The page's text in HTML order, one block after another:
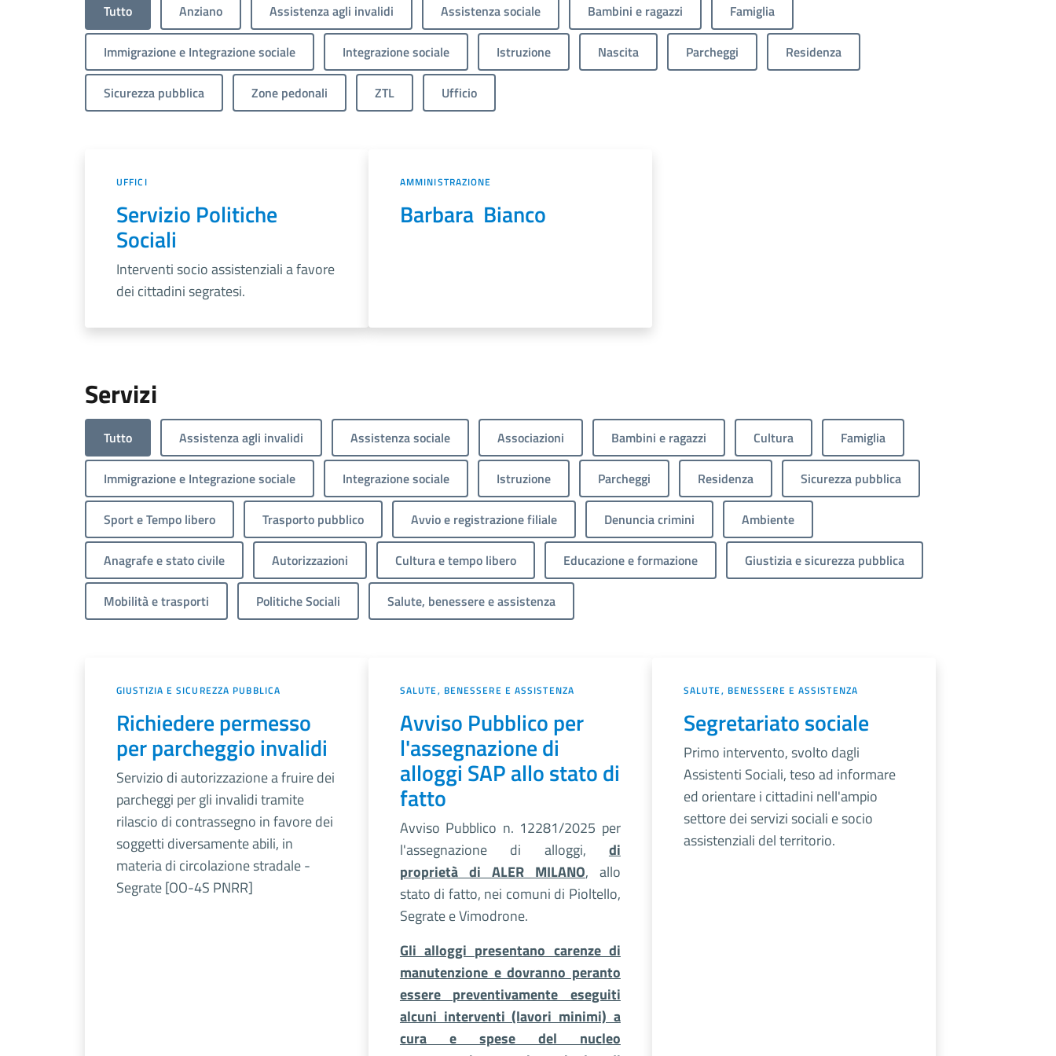
Tutto Anziano Assistenza agli invalidi Assistenza sociale Bambini e ragazzi Famiglia
Immigrazione e Integrazione sociale Integrazione sociale Istruzione Nascita Parcheggi Residenza
Sicurezza pubblica Zone pedonali ZTL Ufficio
UFFICI
Servizio Politiche
Sociali
Interventi socio assistenziali a favore
dei cittadini segratesi.
AMMINISTRAZIONE
Barbara Bianco
Servizi
Tutto Assistenza agli invalidi Assistenza sociale Associazioni Bambini e ragazzi Cultura Famiglia
Immigrazione e Integrazione sociale Integrazione sociale Istruzione Parcheggi Residenza Sicurezza pubblica
Sport e Tempo libero Trasporto pubblico Avvio e registrazione filiale Denuncia crimini Ambiente
Anagrafe e stato civile Autorizzazioni Cultura e tempo libero Educazione e formazione Giustizia e sicurezza pubblica
Mobilità e trasporti Politiche Sociali Salute, benessere e assistenza
GIUSTIZIA E SICUREZZA PUBBLICA
Richiedere permesso
per parcheggio invalidi
Servizio di autorizzazione a fruire dei
parcheggi per gli invalidi tramite
rilascio di contrassegno in favore dei
soggetti diversamente abili, in
materia di circolazione stradale -
Segrate [OO-4S PNRR]
SALUTE, BENESSERE E ASSISTENZA
Avviso Pubblico per
l'assegnazione di
alloggi SAP allo stato di
fatto
Avviso Pubblico n. 12281/2025 per
l'assegnazione di alloggi, di
proprietà di ALER MILANO, allo
stato di fatto, nei comuni di Pioltello,
Segrate e Vimodrone.
Gli alloggi presentano carenze di
manutenzione e dovranno peranto
essere preventivamente eseguiti
alcuni interventi (lavori minimi) a
cura e spese del nucleo
SALUTE, BENESSERE E ASSISTENZA
Segretariato sociale
Primo intervento, svolto dagli
Assistenti Sociali, teso ad informare
ed orientare i cittadini nell'ampio
settore dei servizi sociali e socio
assistenziali del territorio.